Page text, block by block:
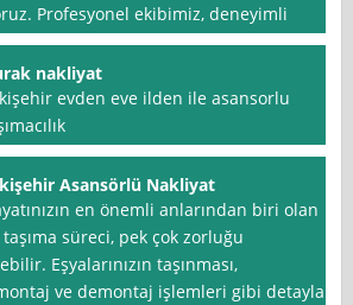
Profesyonel ekibimiz, deneyimli
nakliyat
evden eve ilden ile asansorlu
Asansörlü Nakliyat
en önemli anlarından biri olan
taşıma süreci, pek çok zorluğu
Eşyalarınızın taşınması,
ve demontaj işlemleri gibi detaylar,